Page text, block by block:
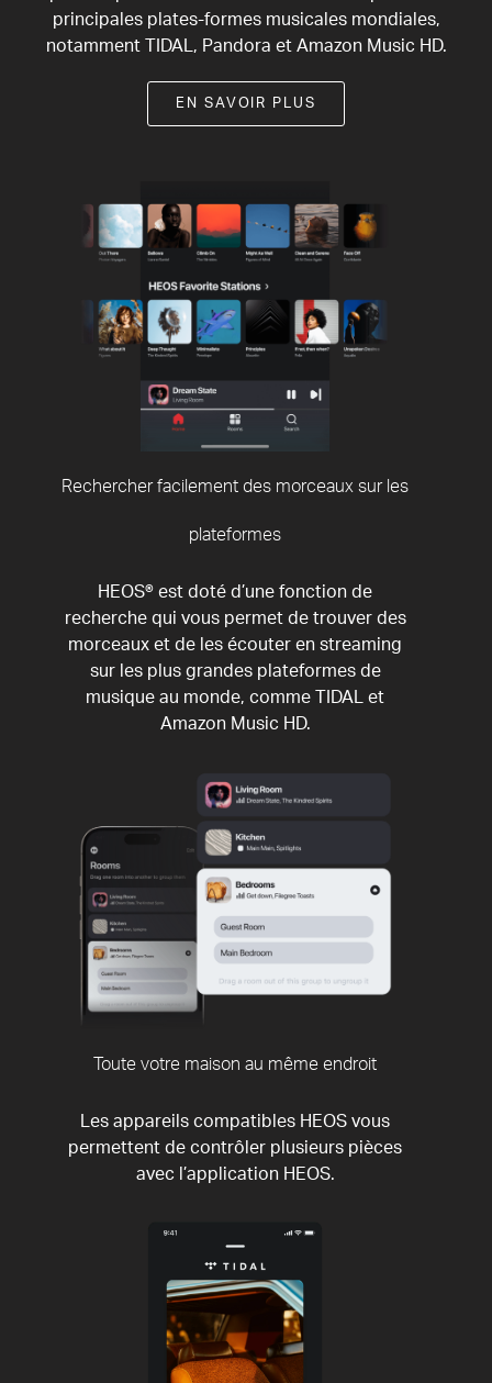
principales plates-formes musicales mondiales,
notamment TIDAL, Pandora et Amazon Music HD.
EN SAVOIR PLUS
Rechercher facilement des morceaux sur les
plateformes
HEOS® est doté d’une fonction de
recherche qui vous permet de trouver des
morceaux et de les écouter en streaming
sur les plus grandes plateformes de
musique au monde, comme TIDAL et
Amazon Music HD.
Toute votre maison au même endroit
Les appareils compatibles HEOS vous
permettent de contrôler plusieurs pièces
avec l’application HEOS.